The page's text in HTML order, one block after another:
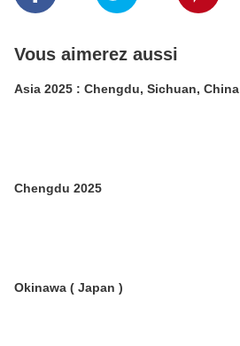
Vous aimerez aussi
Asia 2025 : Chengdu, Sichuan, China
Chengdu 2025
Okinawa ( Japan )